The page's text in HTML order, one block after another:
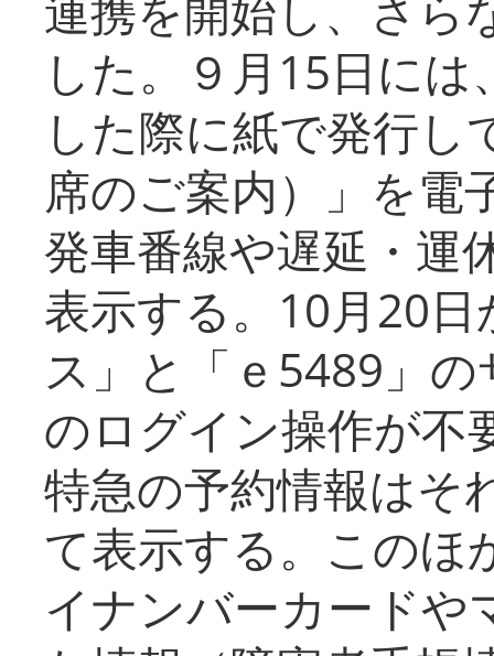
した。９月15日に
した際に紙で発行し
席のご案内）」を電
発車番線や遅延・運
表示する。10月20
ス」と「ｅ5489」
のログイン操作が不
特急の予約情報はそ
て表示する。このほ
イナンバーカードや